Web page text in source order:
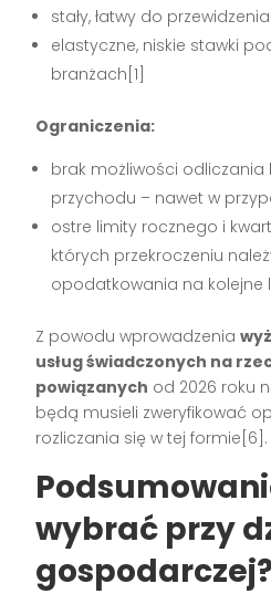
stały, łatwy do
elastyczne, niskie stawki
branżach[1]
Ograniczenia:
brak możliwości odliczania
przychodu – nawet w
ostre limity rocznego i
których przekroczeniu
opodatkowania na kolejne
Z powodu wprowadzenia
usług świadczonych na
powiązanych od 2026 roku
będą musieli zweryfikować
rozliczania się w tej formie[6].
wybrać przy
gospodarczej?